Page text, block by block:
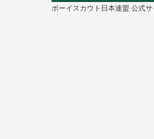
ボーイスカウト日本連盟 公式サ